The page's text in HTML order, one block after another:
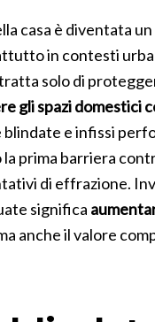
casa è diventata
in contesti
solo di
gli spazi domestici
blindate e infissi
prima barriera
di effrazione.
significa
anche il valore